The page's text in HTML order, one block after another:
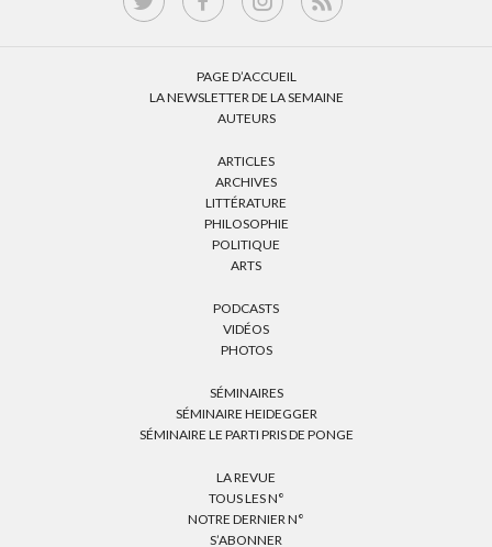
PAGE D’ACCUEIL
LA NEWSLETTER DE LA SEMAINE
AUTEURS
ARTICLES
ARCHIVES
LITTÉRATURE
PHILOSOPHIE
POLITIQUE
ARTS
PODCASTS
VIDÉOS
PHOTOS
SÉMINAIRES
SÉMINAIRE HEIDEGGER
SÉMINAIRE LE PARTI PRIS DE PONGE
LA REVUE
TOUS LES N°
NOTRE DERNIER N°
S’ABONNER